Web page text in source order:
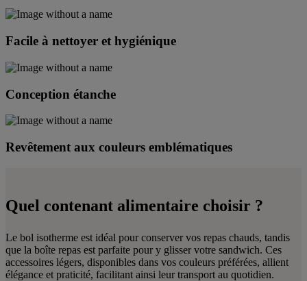
Facile à nettoyer et hygiénique
Conception étanche
Revêtement aux couleurs emblématiques
Quel contenant alimentaire choisir ?
Le bol isotherme est idéal pour conserver vos repas chauds, tandis
que la boîte repas est parfaite pour y glisser votre sandwich. Ces
accessoires légers, disponibles dans vos couleurs préférées, allient
élégance et praticité, facilitant ainsi leur transport au quotidien.